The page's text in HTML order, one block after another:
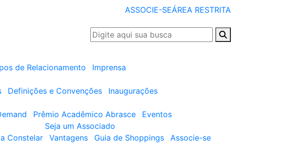
ASSOCIE-SEÁREA RESTRITA
de Relacionamento
Imprensa
Definições e Convenções
Inaugurações
Prêmio Acadêmico Abrasce
Eventos
Seja um Associado
Constelar
Vantagens Guia de Shoppings
Associe-se